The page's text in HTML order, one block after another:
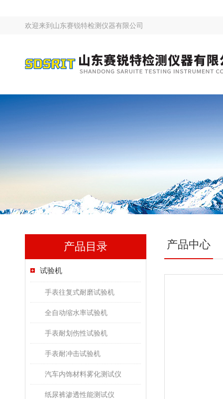
欢迎来到 山东赛锐特检测仪器有限公司
产品目录
试验机
手表往复式耐磨试验机
全自动缩水率试验机
手表耐划伤性试验机
手表耐冲击试验机
汽车内饰材料雾化测试仪
纸尿裤渗透性能测试仪
产品中心